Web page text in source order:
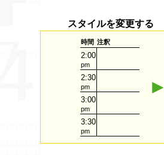
スタイルを変更する
時間 注釈
2:00
pm
2:30
pm
3:00
pm
3:30
pm
►